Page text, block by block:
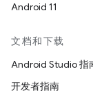
Android 11
文档和下载
Android Studio 指
开发者指南